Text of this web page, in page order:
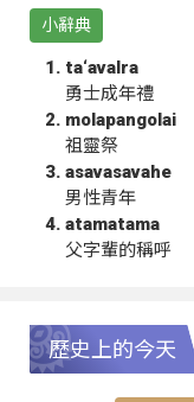
小辭典
ta‘avalra
勇士成年禮
molapangolai
祖靈祭
asavasavahe
男性青年
atamatama
父字輩的稱呼
歷史上的今天